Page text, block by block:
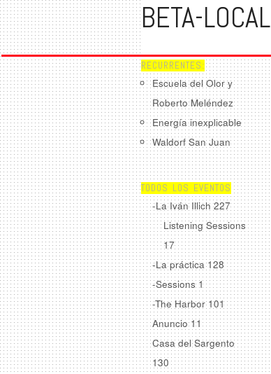
BETA-LOCAL
RECURRENTES:
Escuela del Olor y
Roberto Meléndez
Energía inexplicable
Waldorf San Juan
TODOS LOS EVENTOS
-La Iván Illich227
Listening Sessions
17
-La práctica128
-Sessions 1
-The Harbor101
Anuncio11
Casa del Sargento
130